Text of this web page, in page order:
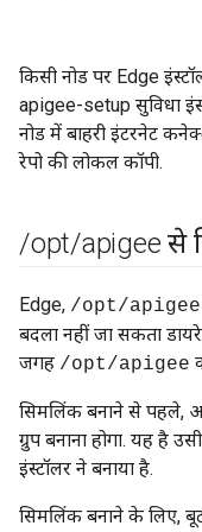
किसी नोड पर Edge
apigee-setup सुविधा
नोड में बाहरी इंटरनेट
रेपो की लोकल कॉपी.
/opt/apigee से
Edge, /opt/apigee
बदला नहीं जा सकता
जगह /opt/apigee
सिमलिंक बनाने से पहले,
ग्रुप बनाना होगा. यह है
इंस्टॉलर ने बनाया है.
सिमलिंक बनाने के लिए,